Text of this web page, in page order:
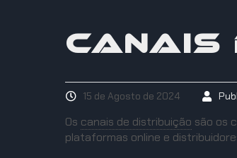
CANAIS
15 de Agosto de 2024
Os canais de distribuição são os
plataformas online e